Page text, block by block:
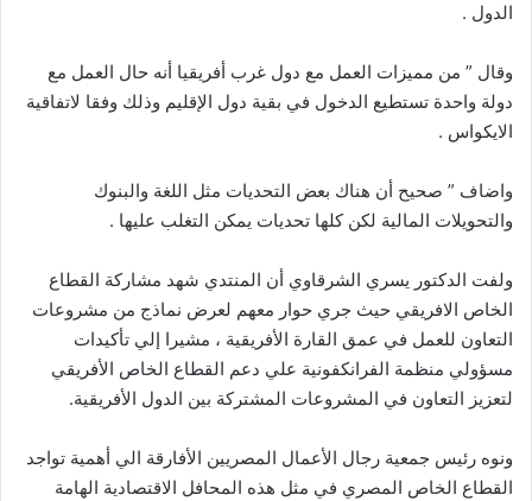
الدول .
وقال ” من مميزات العمل مع دول غرب أفريقيا أنه حال العمل مع
دولة واحدة تستطيع الدخول في بقية دول الإقليم وذلك وفقا لاتفاقية
الايكواس .
واضاف ” صحيح أن هناك بعض التحديات مثل اللغة والبنوك
والتحويلات المالية لكن كلها تحديات يمكن التغلب عليها .
ولفت الدكتور يسري الشرقاوي أن المنتدي شهد مشاركة القطاع
الخاص الافريقي حيث جري حوار معهم لعرض نماذج من مشروعات
التعاون للعمل في عمق القارة الأفريقية ، مشيرا إلي تأكيدات
مسؤولي منظمة الفرانكفونية علي دعم القطاع الخاص الأفريقي
لتعزيز التعاون في المشروعات المشتركة بين الدول الأفريقية.
ونوه رئيس جمعية رجال الأعمال المصريين الأفارقة الي أهمية تواجد
القطاع الخاص المصري في مثل هذه المحافل الاقتصادية الهامة